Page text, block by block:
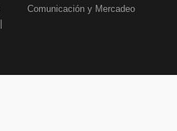
|
Comunicación y Mercadeo